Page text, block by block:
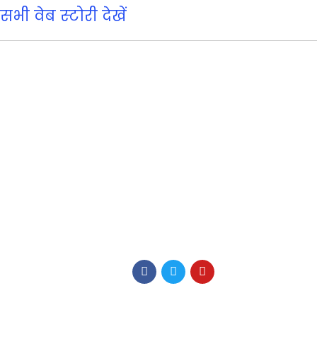
सभी वेब स्‍टोरी देखें